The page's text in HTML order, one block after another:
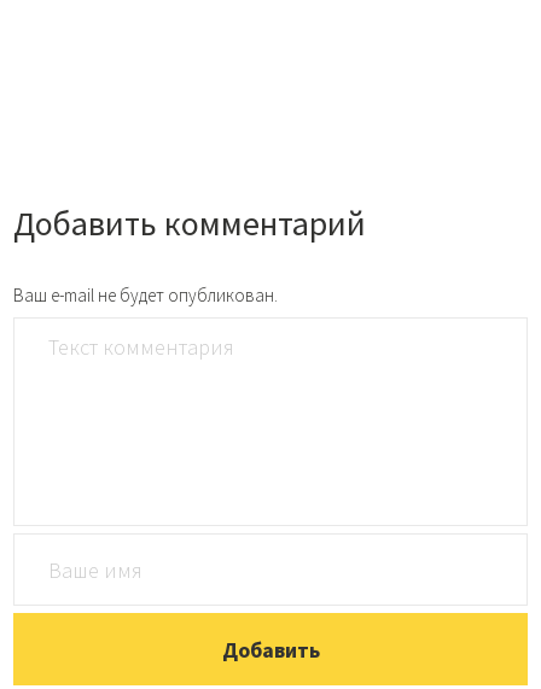
Добавить комментарий
Ваш e-mail не будет опубликован.